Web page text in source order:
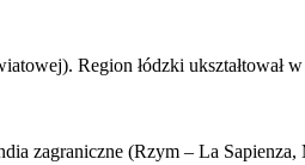
Region łódzki ukształtował
zagraniczne (Rzym – La